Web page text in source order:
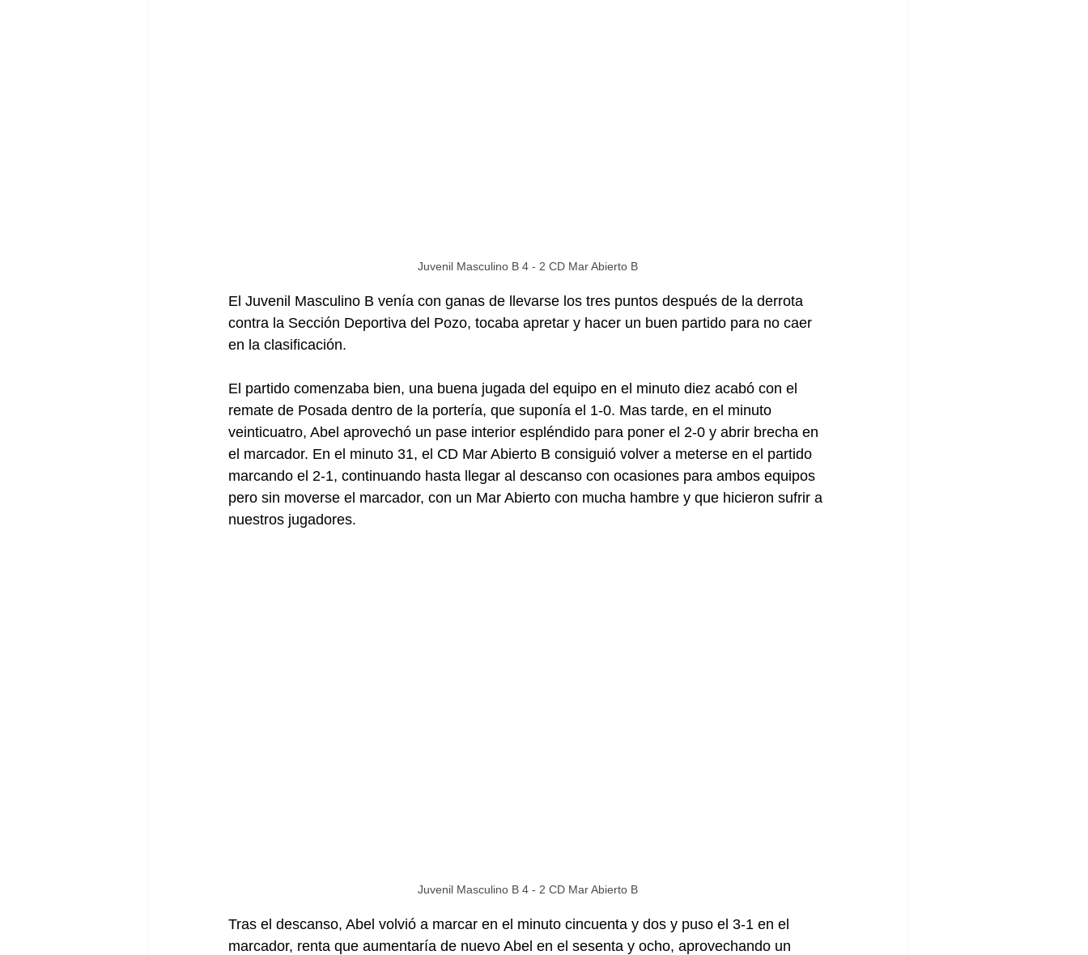
Juvenil Masculino B 4 - 2 CD Mar Abierto B
El Juvenil Masculino B venía con ganas de llevarse los tres puntos después de la derrota
contra la Sección Deportiva del Pozo, tocaba apretar y hacer un buen partido para no caer
en la clasificación.
El partido comenzaba bien, una buena jugada del equipo en el minuto diez acabó con el
remate de Posada dentro de la portería, que suponía el 1-0. Mas tarde, en el minuto
veinticuatro, Abel aprovechó un pase interior espléndido para poner el 2-0 y abrir brecha en
el marcador. En el minuto 31, el CD Mar Abierto B consiguió volver a meterse en el partido
marcando el 2-1, continuando hasta llegar al descanso con ocasiones para ambos equipos
pero sin moverse el marcador, con un Mar Abierto con mucha hambre y que hicieron sufrir a
nuestros jugadores.
Juvenil Masculino B 4 - 2 CD Mar Abierto B
Tras el descanso, Abel volvió a marcar en el minuto cincuenta y dos y puso el 3-1 en el
marcador, renta que aumentaría de nuevo Abel en el sesenta y ocho, aprovechando un